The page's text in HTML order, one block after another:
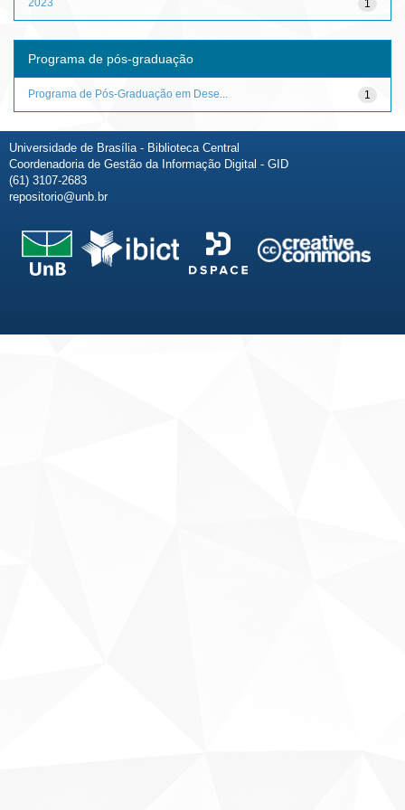
1
Programa de pós-graduação
1
Programa de Pós-Graduação em Dese...
Universidade de Brasília - Biblioteca Central
Coordenadoria de Gestão da Informação Digital - GID
(61) 3107-2683
repositorio@unb.br